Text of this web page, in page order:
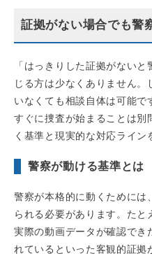
証拠がない場合でも警
「はっきりした証拠がない
じる方は少なくありません
いなくても相談自体は可能で
すぐに捜査が始まることは別
く基準と現実的な対応ライン
警察が動ける基準とは
警察が本格的に動くためには
られる必要があります。たと
実際の動画データが確認でき
れているといった客観的証拠